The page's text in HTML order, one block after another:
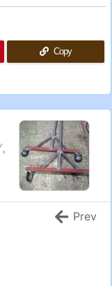
Copy
Prev